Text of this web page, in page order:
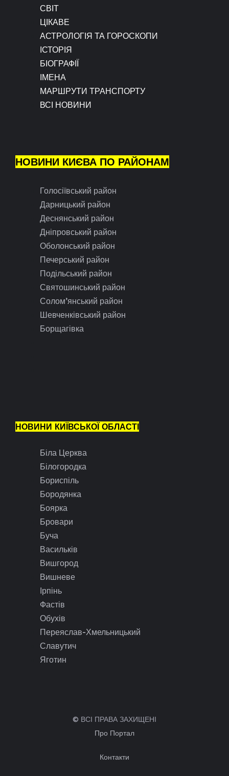
СВІТ
ЦІКАВЕ
АСТРОЛОГІЯ ТА ГОРОСКОПИ
ІСТОРІЯ
БІОГРАФІЇ
ІМЕНА
МАРШРУТИ ТРАНСПОРТУ
ВСІ НОВИНИ
НОВИНИ КИЄВА ПО РАЙОНАМ
Голосіївський район
Дарницький район
Деснянський район
Дніпровський район
Оболонський район
Печерський район
Подільський район
Святошинський район
Солом’янський район
Шевченківський район
Борщагівка
НОВИНИ КИЇВСЬКОЇ ОБЛАСТІ
Біла Церква
Білогородка
Бориспіль
Бородянка
Боярка
Бровари
Буча
Васильків
Вишгород
Вишневе
Ірпінь
Фастів
Обухів
Переяслав-Хмельницький
Славутич
Яготин
© ВСІ ПРАВА ЗАХИЩЕНІ
Про Портал
Контакти